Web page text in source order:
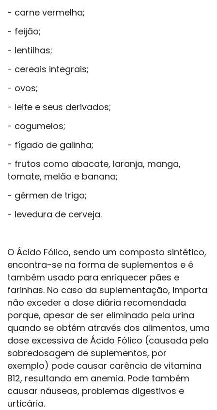
- carne vermelha;
- feijão;
- lentilhas;
- cereais integrais;
- ovos;
- leite e seus derivados;
- cogumelos;
- fígado de galinha;
- frutos como abacate, laranja, manga,
tomate, melão e banana;
- gérmen de trigo;
- levedura de cerveja.
O Ácido Fólico, sendo um composto sintético,
encontra-se na forma de suplementos e é
também usado para enriquecer pães e
farinhas. No caso da suplementação, importa
não exceder a dose diária recomendada
porque, apesar de ser eliminado pela urina
quando se obtém através dos alimentos, uma
dose excessiva de Ácido Fólico (causada pela
sobredosagem de suplementos, por
exemplo) pode causar carência de vitamina
B12, resultando em anemia. Pode também
causar náuseas, problemas digestivos e
urticária.